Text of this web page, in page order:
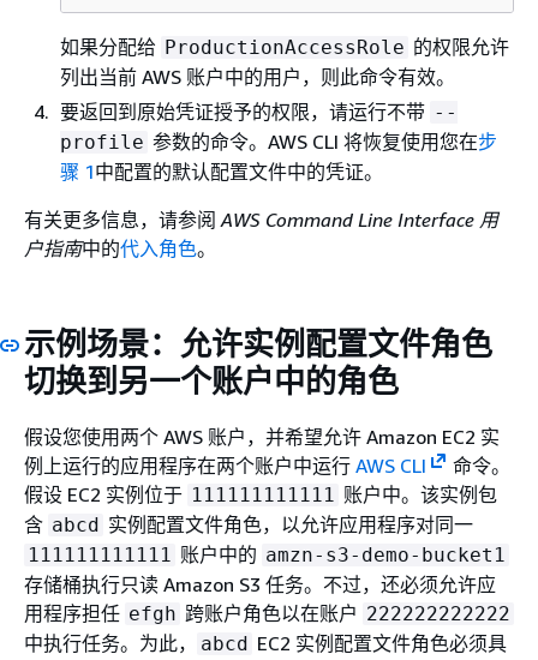
如果分配给 ProductionAccessRole 的权限允许
列出当前 AWS 账户中的用户，则此命令有效。
要返回到原始凭证授予的权限，请运行不带 --
profile 参数的命令。AWS CLI 将恢复使用您在步
骤 1中配置的默认配置文件中的凭证。
有关更多信息，请参阅 AWS Command Line Interface 用
户指南中的代入角色。
示例场景：允许实例配置文件角色
切换到另一个账户中的角色
假设您使用两个 AWS 账户，并希望允许 Amazon EC2 实
例上运行的应用程序在两个账户中运行 AWS CLI
命令。
假设 EC2 实例位于 111111111111 账户中。该实例包
含 abcd 实例配置文件角色，以允许应用程序对同一
111111111111 账户中的 amzn-s3-demo-bucket1
存储桶执行只读 Amazon S3 任务。不过，还必须允许应
用程序担任 efgh 跨账户角色以在账户 222222222222
中执行任务。为此， abcd EC2 实例配置文件角色必须具